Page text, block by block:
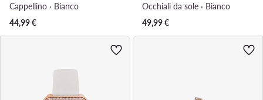
Cappellino · Bianco
44,99€
Occhiali da sole · Bianco
49,99€